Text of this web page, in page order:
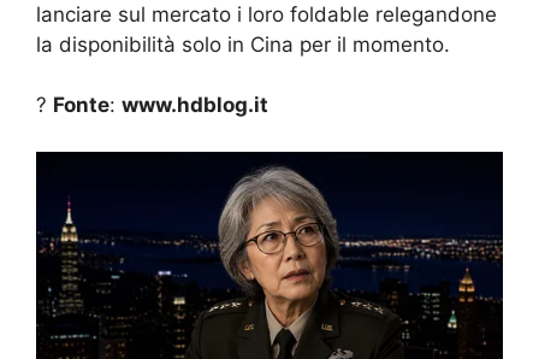
lanciare sul mercato i loro foldable relegandone
la disponibilità solo in Cina per il momento.
? Fonte: www.hdblog.it